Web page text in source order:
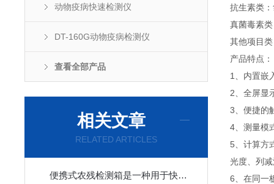
动物疫病快速检测仪
DT-160G动物疫病检测仪
查看全部产品
相关文章
RELATED ARTICLES
便携式农残检测箱是一种用于快速检测农产品中农药残留量的便携式设备
抗生素类
真菌毒素
其他项目
产品特点：
1、 内置嵌
2、 全屏显
3、 便捷的
4、 测量模
5、 计算方
光度、列
6、 在同一